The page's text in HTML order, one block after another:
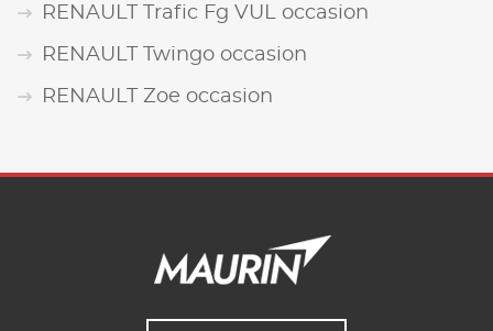
RENAULT Trafic Fg VUL occasion
RENAULT Twingo occasion
RENAULT Zoe occasion